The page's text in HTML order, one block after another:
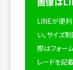
LINEが便
い。サイズ
際はフォー
レードを記